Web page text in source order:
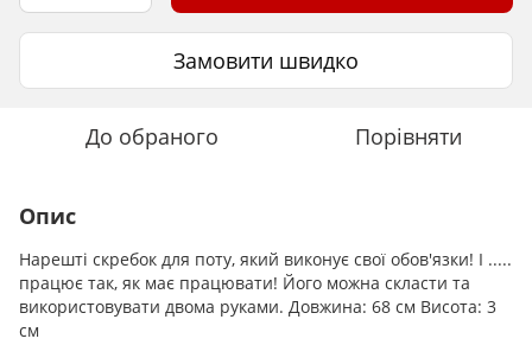
Замовити швидко
До обраного Порівняти
Опис
Нарешті скребок для поту, який виконує свої обов'язки! І .....
працює так, як має працювати! Його можна скласти та
використовувати двома руками. Довжина: 68 см Висота: 3
см